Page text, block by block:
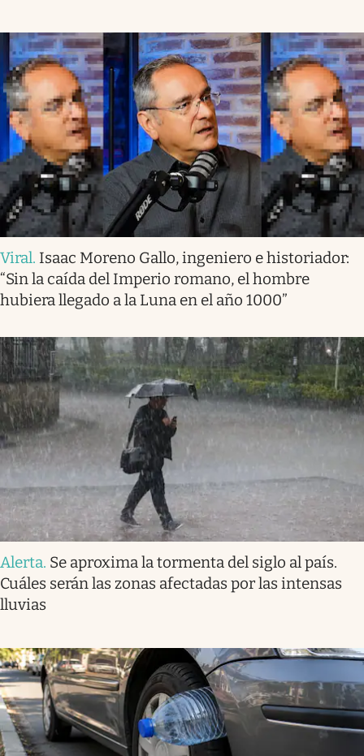
Viral. Isaac Moreno Gallo, ingeniero e historiador:
“Sin la caída del Imperio romano, el hombre
hubiera llegado a la Luna en el año 1000”
Alerta. Se aproxima la tormenta del siglo al país.
Cuáles serán las zonas afectadas por las intensas
lluvias